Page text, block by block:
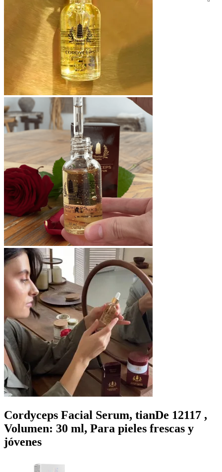
Cordyceps Facial Serum, tianDe 12117 ,
Volumen: 30 ml, Para pieles frescas y
jóvenes